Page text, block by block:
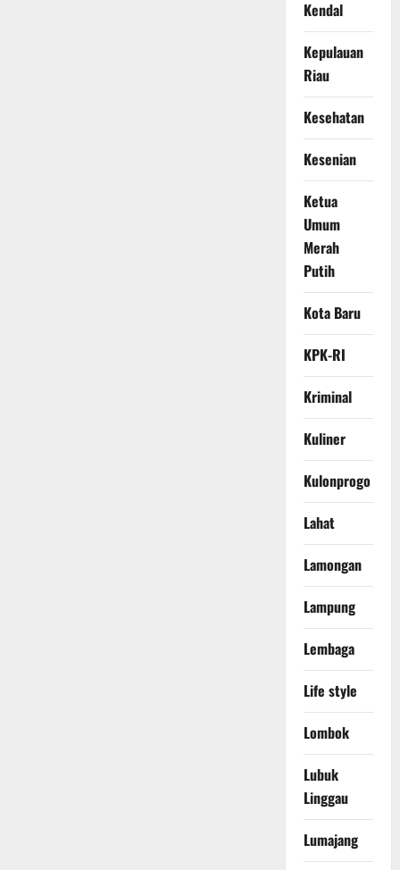
Kendal
Kepulauan
Riau
Kesehatan
Kesenian
Ketua
Umum
Merah
Putih
Kota Baru
KPK-RI
Kriminal
Kuliner
Kulonprogo
Lahat
Lamongan
Lampung
Lembaga
Life style
Lombok
Lubuk
Linggau
Lumajang